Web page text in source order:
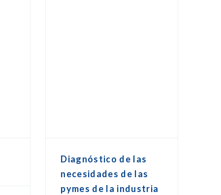
Diagnóstico de las
necesidades de las
pymes de la industria